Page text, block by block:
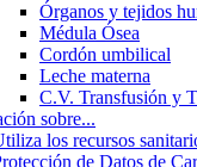
Órganos y tejidos
Médula Ósea
Cordón umbilical
Leche materna
C.V. Transfusión y
sobre...
los recursos
de Datos de